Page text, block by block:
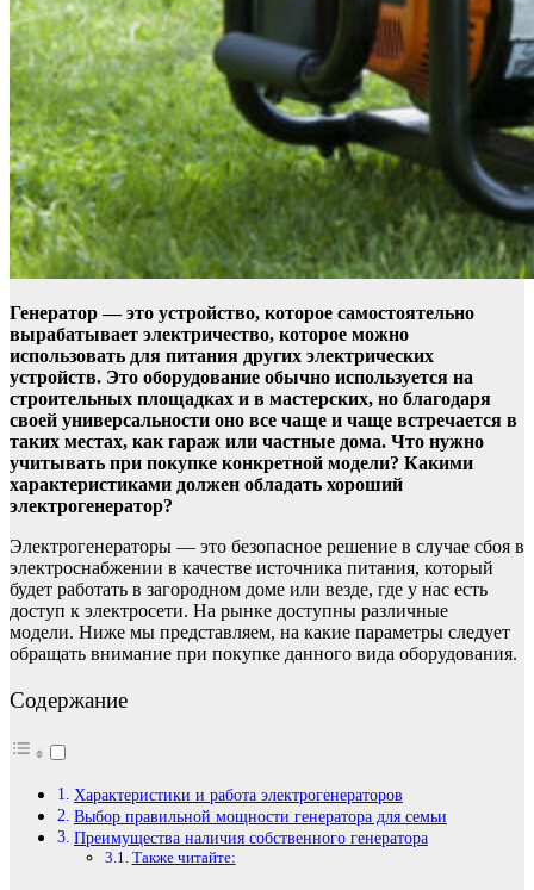
Генератор — это устройство, которое самостоятельно
вырабатывает электричество, которое можно
использовать для питания других электрических
устройств. Это оборудование обычно используется на
строительных площадках и в мастерских, но благодаря
своей универсальности оно все чаще и чаще встречается в
таких местах, как гараж или частные дома. Что нужно
учитывать при покупке конкретной модели? Какими
характеристиками должен обладать хороший
электрогенератор?
Электрогенераторы — это безопасное решение в случае сбоя в
электроснабжении в качестве источника питания, который
будет работать в загородном доме или везде, где у нас есть
доступ к электросети. На рынке доступны различные
модели. Ниже мы представляем, на какие параметры следует
обращать внимание при покупке данного вида оборудования.
Содержание
Характеристики и работа электрогенераторов
Выбор правильной мощности генератора для семьи
Преимущества наличия собственного генератора
Также читайте: